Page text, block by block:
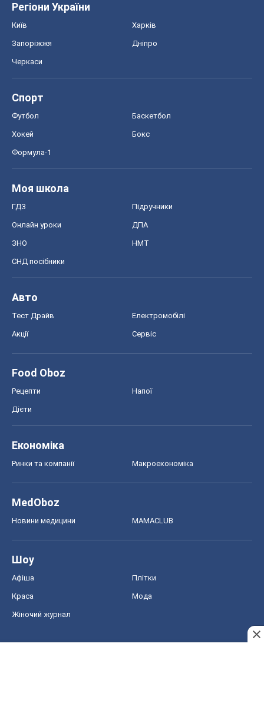
Регіони України
Київ Харків
Запоріжжя Дніпро
Черкаси
Спорт
Футбол Баскетбол
Хокей Бокс
Формула-1
Моя школа
ГДЗ Підручники
Онлайн уроки ДПА
ЗНО НМТ
СНД посібники
Авто
Тест Драйв Електромобілі
Акції Сервіс
Food Oboz
Рецепти Напої
Дієти
Економіка
Ринки та компанії Макроекономіка
MedOboz
Новини медицини MAMACLUB
Шоу
Афіша Плітки
Краса Мода
Жіночий журнал